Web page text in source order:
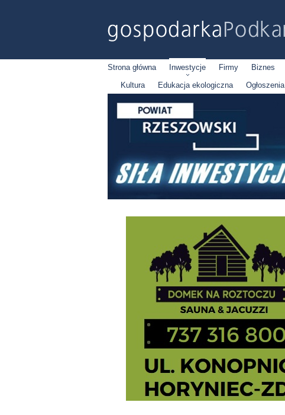
Strona główna Inwestycje Firmy Biznes
Kultura
Edukacja ekologiczna Ogłoszenia